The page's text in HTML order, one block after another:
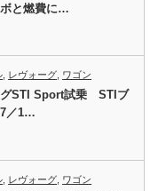
と燃費に…
レヴォーグ ワゴン
グSTI Sport試乗 STIブ
7／1…
レヴォーグ ワゴン